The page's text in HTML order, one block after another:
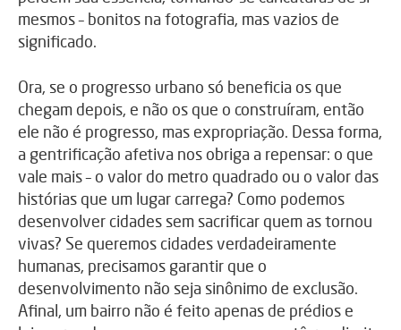
mesmos – bonitos na fotografia, mas vazios de
significado.
Ora, se o progresso urbano só beneficia os que
chegam depois, e não os que o construíram, então
ele não é progresso, mas expropriação. Dessa forma,
a gentrificação afetiva nos obriga a repensar: o que
vale mais – o valor do metro quadrado ou o valor das
histórias que um lugar carrega? Como podemos
desenvolver cidades sem sacrificar quem as tornou
vivas? Se queremos cidades verdadeiramente
humanas, precisamos garantir que o
desenvolvimento não seja sinônimo de exclusão.
Afinal, um bairro não é feito apenas de prédios e